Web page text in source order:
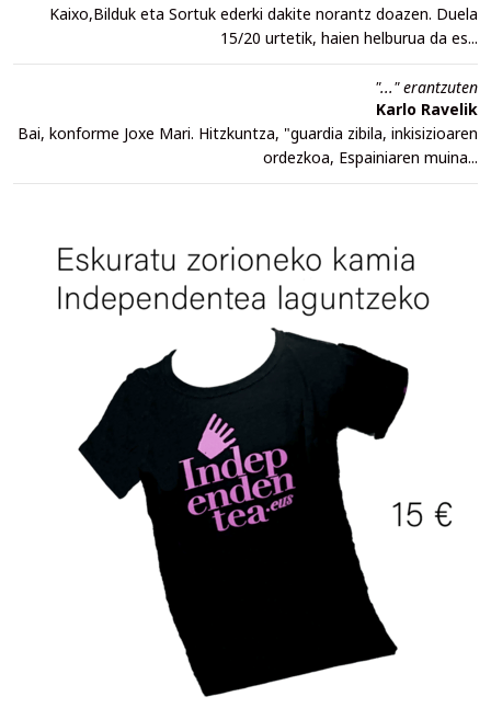
Kaixo,Bilduk eta Sortuk ederki dakite norantz doazen. Duela
15/20 urtetik, haien helburua da es...
"..." erantzuten
Karlo Ravelik
Bai, konforme Joxe Mari. Hitzkuntza, "guardia zibila, inkisizioaren
ordezkoa, Espainiaren muina...